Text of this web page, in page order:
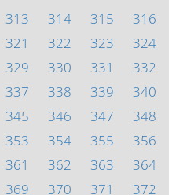
313 314 315
316
321 322 323
324
329 330 331
332
337 338 339
340
345 346 347
348
353 354 355
356
361 362 363
364
369 370 371 372